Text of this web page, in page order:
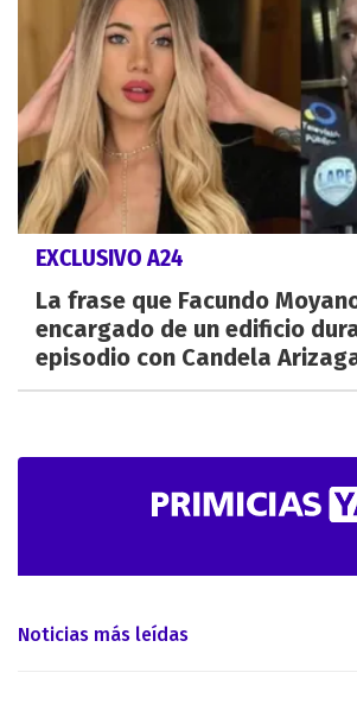
EXCLUSIVO A24
La frase que Facundo
encargado de un edificio
episodio con Candela
Noticias más leídas